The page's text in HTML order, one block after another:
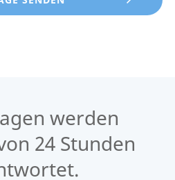
werden
24 Stunden